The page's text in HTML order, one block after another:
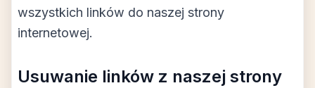
wszystkich linków do naszej strony
internetowej.
Usuwanie linków z naszej strony